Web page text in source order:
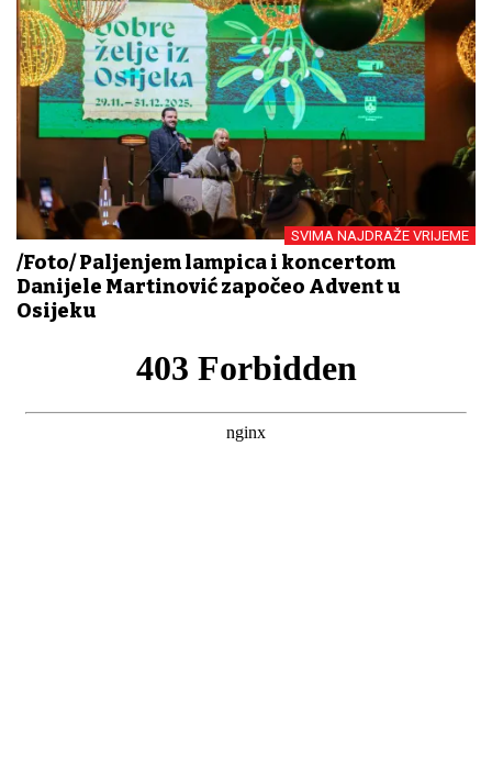
SVIMA NAJDRAŽE VRIJEME
/Foto/ Paljenjem lampica i koncertom
Danijele Martinović započeo Advent u
Osijeku